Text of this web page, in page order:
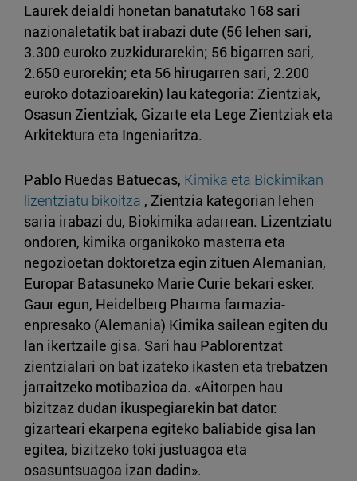
Laurek deialdi honetan banatutako 168 sari
nazionaletatik bat irabazi dute (56 lehen sari,
3.300 euroko zuzkidurarekin; 56 bigarren sari,
2.650 eurorekin; eta 56 hirugarren sari, 2.200
euroko dotazioarekin) lau kategoria: Zientziak,
Osasun Zientziak, Gizarte eta Lege Zientziak eta
Arkitektura eta Ingeniaritza.
Pablo Ruedas Batuecas, Kimika eta Biokimikan
lizentziatu bikoitza , Zientzia kategorian lehen
saria irabazi du, Biokimika adarrean. Lizentziatu
ondoren, kimika organikoko masterra eta
negozioetan doktoretza egin zituen Alemanian,
Europar Batasuneko Marie Curie bekari esker.
Gaur egun, Heidelberg Pharma farmazia-
enpresako (Alemania) Kimika sailean egiten du
lan ikertzaile gisa. Sari hau Pablorentzat
zientzialari on bat izateko ikasten eta trebatzen
jarraitzeko motibazioa da. «Aitorpen hau
bizitzaz dudan ikuspegiarekin bat dator:
gizarteari ekarpena egiteko baliabide gisa lan
egitea, bizitzeko toki justuagoa eta
osasuntsuagoa izan dadin».